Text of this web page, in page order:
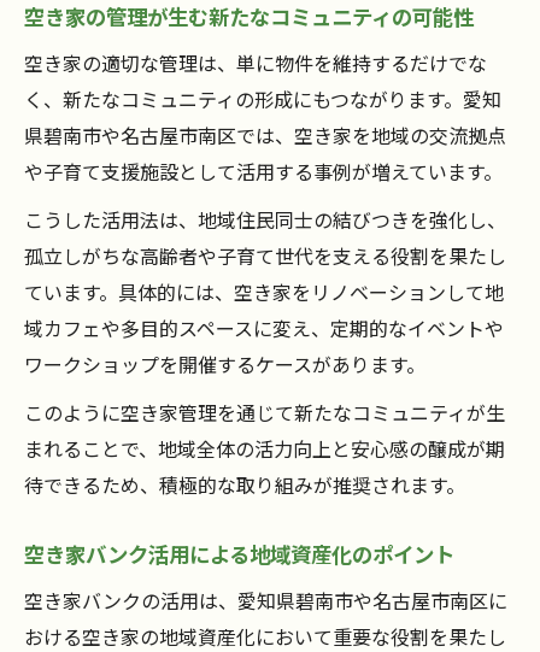
高齢化時代に重要な空き家管理の取り組み
方
空き家と高齢者福祉計画の関係性を解説
空き家問題解決へ向けた多世代連携の可能
性
空き家の管理が生む新たなコミュニティの可能性
空き家の適切な管理は、単に物件を維持するだけでな
く、新たなコミュニティの形成にもつながります。愛知
県碧南市や名古屋市南区では、空き家を地域の交流拠点
や子育て支援施設として活用する事例が増えています。
こうした活用法は、地域住民同士の結びつきを強化し、
孤立しがちな高齢者や子育て世代を支える役割を果たし
ています。具体的には、空き家をリノベーションして地
域カフェや多目的スペースに変え、定期的なイベントや
ワークショップを開催するケースがあります。
このように空き家管理を通じて新たなコミュニティが生
まれることで、地域全体の活力向上と安心感の醸成が期
待できるため、積極的な取り組みが推奨されます。
空き家バンク活用による地域資産化のポイント
空き家バンクの活用は、愛知県碧南市や名古屋市南区に
おける空き家の地域資産化において重要な役割を果たし